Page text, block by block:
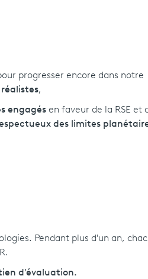
progresser encore dans notre
,
engagésen faveur de la RSE et
des limites
Pendant plus d'un an,
d'évaluation.